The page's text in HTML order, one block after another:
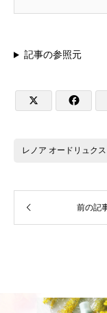
記事の参照元
 
レノア オードリュクス
前の記